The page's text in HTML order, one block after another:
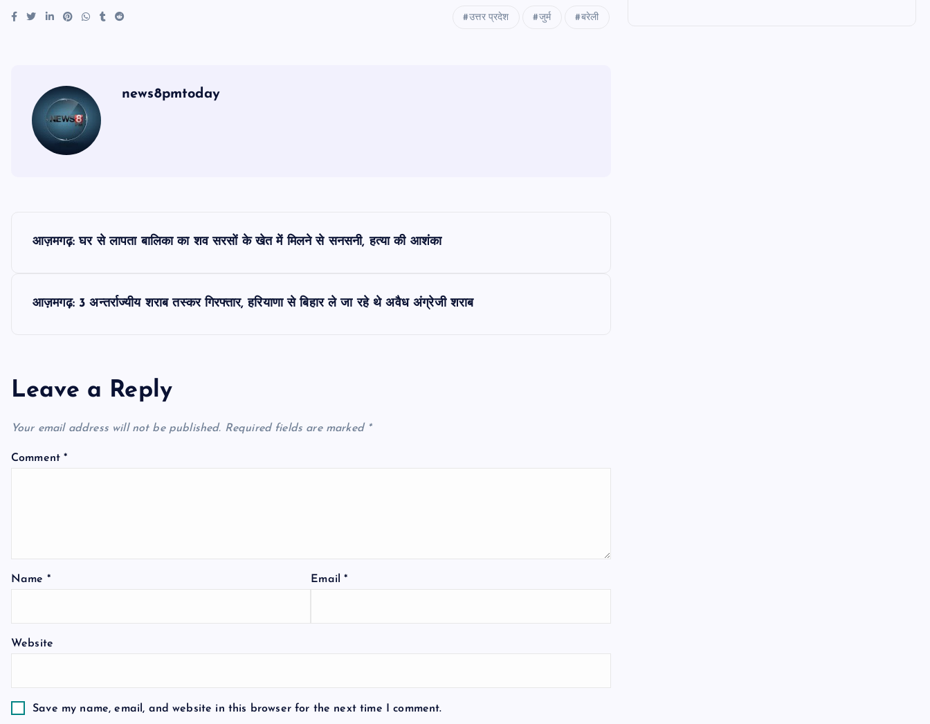
उत्तर प्रदेश जुर्म बरेली
news8pmtoday
n
a
v
a
i
o
आज़मगढ़: घर से लापता बालिका का शव सरसों के खेत में मिलने से सनसनी, हत्या की आशंका
आज़मगढ़: 3 अन्तर्राज्यीय शराब तस्कर गिरफ्तार, हरियाणा से बिहार ले जा रहे थे अवैध अंग्रेजी शराब
Leave a Reply
Your email address will not be published. Required fields are marked *
Comment*
Name * Email*
Website
Save my name, email, and website in this browser for the next time I comment.